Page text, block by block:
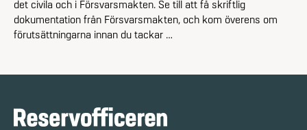
det civila och i Försvarsmakten. Se till att få skriftlig
dokumentation från Försvarsmakten, och kom överens om
förutsättningarna innan du tackar …